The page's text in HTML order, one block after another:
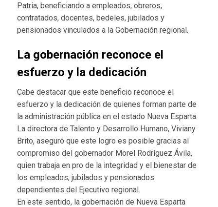
Patria, beneficiando a empleados, obreros,
contratados, docentes, bedeles, jubilados y
pensionados vinculados a la Gobernación regional.
La gobernación reconoce el
esfuerzo y la dedicación
Cabe destacar que este beneficio reconoce el
esfuerzo y la dedicación de quienes forman parte de
la administración pública en el estado Nueva Esparta.
La directora de Talento y Desarrollo Humano, Viviany
Brito, aseguró que este logro es posible gracias al
compromiso del gobernador Morel Rodríguez Ávila,
quien trabaja en pro de la integridad y el bienestar de
los empleados, jubilados y pensionados
dependientes del Ejecutivo regional.
En este sentido, la gobernación de Nueva Esparta